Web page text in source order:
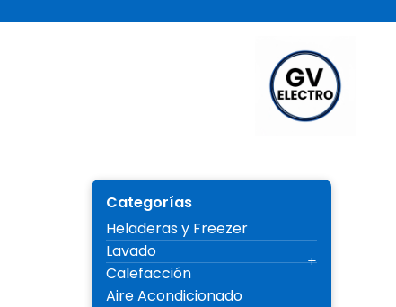
Categorías
Heladeras y Freezer
Lavado
Calefacción
Aire Acondicionado